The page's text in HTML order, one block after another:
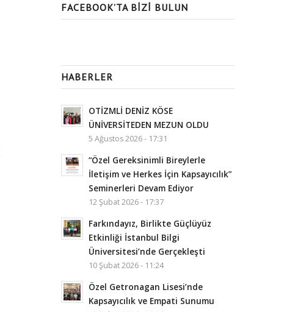
FACEBOOK’TA BIZI BULUN
HABERLER
OTİZMLİ DENİZ KÖSE
ÜNİVERSİTEDEN MEZUN OLDU
5 Ağustos 2026 - 17:31
“Özel Gereksinimli Bireylerle
İletişim ve Herkes İçin Kapsayıcılık”
Seminerleri Devam Ediyor
12 Şubat 2026 - 17:37
Farkındayız, Birlikte Güçlüyüz
Etkinliği İstanbul Bilgi
Üniversitesi’nde Gerçekleşti
10 Şubat 2026 - 11:24
Özel Getronagan Lisesi’nde
Kapsayıcılık ve Empati Sunumu